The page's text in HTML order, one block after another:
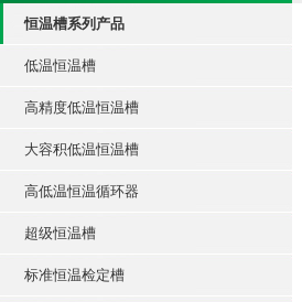
恒温槽系列产品
低温恒温槽
高精度低温恒温槽
大容积低温恒温槽
高低温恒温循环器
超级恒温槽
标准恒温检定槽